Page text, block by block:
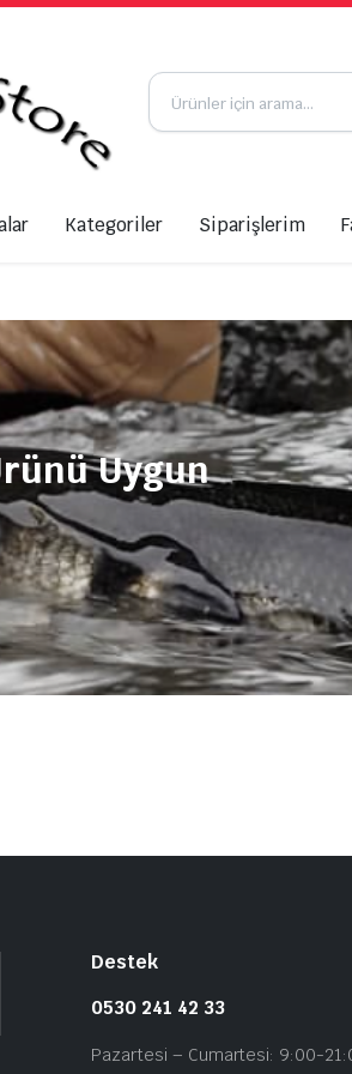
Kategoriler Siparişlerim
Uygun
Destek
0530 241 42 33
Pazartesi – Cumartesi: 9:00-